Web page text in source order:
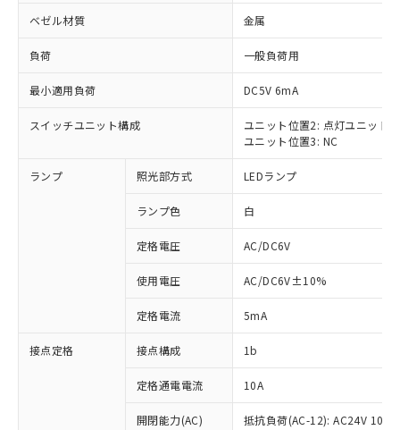
ベゼル材質 金属
負荷 一般負荷用
最小適用負荷 DC5V 6mA
スイッチユニット構成
ユニット位置2: 点灯ユニット
ユニット位置3: NC
ランプ 照光部方式 LEDランプ
ランプ色 白
定格電圧 AC/DC6V
使用電圧 AC/DC6V±10%
定格電流 5mA
接点定格 接点構成 1b
定格通電電流 10A
開閉能力(AC)
抵抗負荷(AC-12): AC24V 10A/
ご利用条件
以下の条件をお読みいただき、同意のうえ
ご利用ください。
本サービスは、当社制御機器事業取扱
商品の当社在庫状況および標準価格
(税抜)を提供させていただくもので
当社制御機器事業取扱商品の中には、
※1 対応状況
対応済み：EU RoHS指令（10物質）の
非含有に対応した製品が提供可能な商品で
対応予定：EU RoHS指令（10物質）の非含
有に対応した製品に切り替える予定のある
対応予定なし：EU RoHS指令（10物質）の
非含有に非対応の商品で、対応品を出す予
定はありません。
調査・確認中：EU RoHS指令（10物質）の
非含有の対応状況を調査中または確認中の
非該当品：ライセンス料など無形物で、有
害物質有無と関係のない商品です。
※1 中国RoHS○×表
「○」：最大均質材料含有率が中国RoHSの
基準値以下であることを示します。